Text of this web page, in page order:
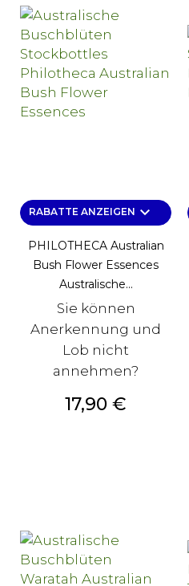
RABATTE ANZEIGEN keyboard_arrow_down
PHILOTHECA Australian
Bush Flower Essences
Australische...
Sie können
Anerkennung und
Lob nicht
annehmen?
Preis
17,90 €